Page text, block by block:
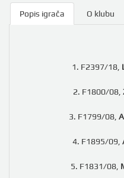
Popis igrača O klubu
1. F2397/18,
2. F1800/08,
3. F1799/08,
4. F1895/09,
5. F1831/08,